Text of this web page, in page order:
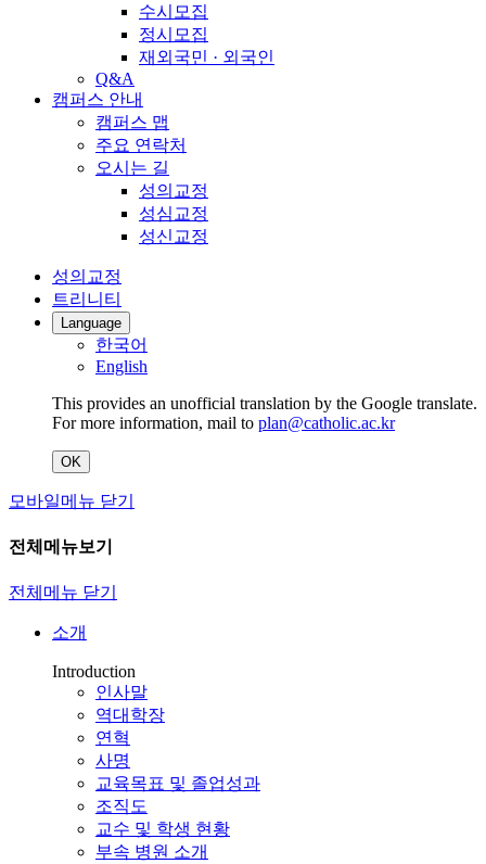
수시모집
정시모집
재외국민 · 외국인
Q&A
캠퍼스 안내
캠퍼스 맵
주요 연락처
오시는 길
성의교정
성심교정
성신교정
성의교정
트리니티
Language
한국어
English
This provides an unofficial translation by the Google translate.
For more information, mail to plan@catholic.ac.kr
OK
모바일메뉴 닫기
전체메뉴보기
전체메뉴 닫기
소개
Introduction
인사말
역대학장
연혁
사명
교육목표 및 졸업성과
조직도
교수 및 학생 현황
부속 병원 소개